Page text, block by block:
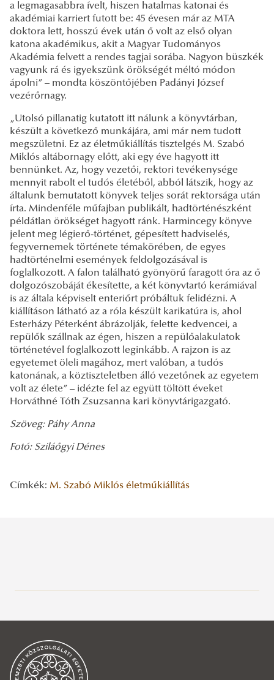
Látogatás Zrin várában
2026/08/04
Forsthoffer Ágnes meglátogatta a tisztavatásra készülő hallgatókat
a legmagasabbra ívelt, hiszen hatalmas katonai és
akadémiai karriert futott be: 45 évesen már az MTA
doktora lett, hosszú évek után ő volt az első olyan
katona akadémikus, akit a Magyar Tudományos
Akadémia felvett a rendes tagjai sorába. Nagyon büszkék
vagyunk rá és igyekszünk örökségét méltó módon
ápolni” – mondta köszöntőjében Padányi József
vezérőrnagy.
„Utolsó pillanatig kutatott itt nálunk a könyvtárban,
készült a következő munkájára, ami már nem tudott
megszületni. Ez az életműkiállítás tisztelgés M. Szabó
Miklós altábornagy előtt, aki egy éve hagyott itt
bennünket. Az, hogy vezetői, rektori tevékenysége
mennyit rabolt el tudós életéből, abból látszik, hogy az
általunk bemutatott könyvek teljes sorát rektorsága után
írta. Mindenféle műfajban publikált, hadtörténészként
példátlan örökséget hagyott ránk. Harmincegy könyve
jelent meg légierő-történet, gépesített hadviselés,
fegyvernemek története témakörében, de egyes
hadtörténelmi események feldolgozásával is
foglalkozott. A falon található gyönyörű faragott óra az ő
dolgozószobáját ékesítette, a két könyvtartó kerámiával
is az általa képviselt enteriőrt próbáltuk felidézni. A
kiállításon látható az a róla készült karikatúra is, ahol
Esterházy Péterként ábrázolják, felette kedvencei, a
repülők szállnak az égen, hiszen a repülőalakulatok
történetével foglalkozott leginkább. A rajzon is az
egyetemet öleli magához, mert valóban, a tudós
katonának, a köztiszteletben álló vezetőnek az egyetem
volt az élete” – idézte fel az együtt töltött éveket
Horváthné Tóth Zsuzsanna kari könyvtárigazgató.
Szöveg: Páhy Anna
Fotó: Sziláőgyi Dénes
Címkék: M. Szabó Miklós életműkiállítás